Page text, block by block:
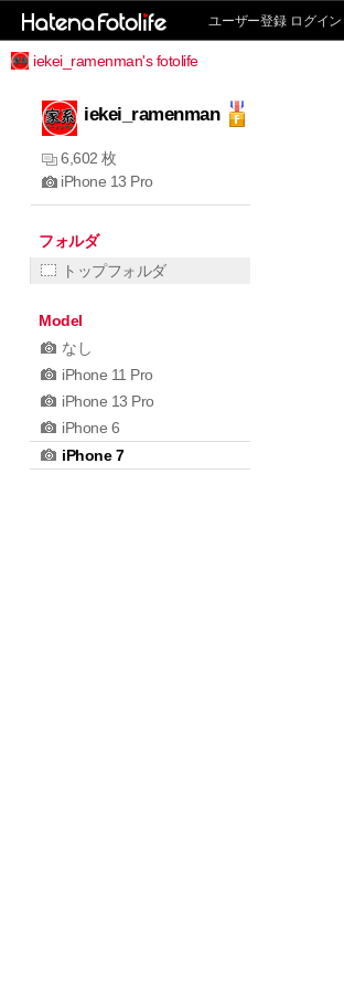
ユーザー登録 ログイン
iekei_ramenman's fotolife
iekei_ramenman
6,602 枚
iPhone 13 Pro
フォルダ
トップフォルダ
Model
なし
iPhone 11 Pro
iPhone 13 Pro
iPhone 6
iPhone 7